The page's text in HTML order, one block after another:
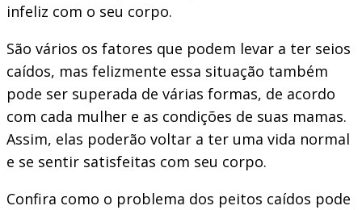
infeliz com o seu corpo.
São vários os fatores que podem levar a ter seios
caídos, mas felizmente essa situação também
pode ser superada de várias formas, de acordo
com cada mulher e as condições de suas mamas.
Assim, elas poderão voltar a ter uma vida normal
e se sentir satisfeitas com seu corpo.
Confira como o problema dos peitos caídos pode